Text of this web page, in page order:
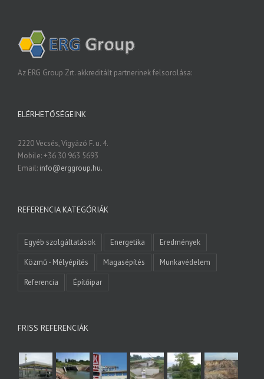
Az ERG Group Zrt. akkreditált partnerinek felsorolása:
ELÉRHETŐSÉGEINK
2220 Vecsés, Vigyázó F. u. 4.
Mobile: +36 30 963 5693
Email: info@erggroup.hu.
REFERENCIA KATEGÓRIÁK
Egyéb szolgáltatások Energetika
Eredmények
Közmű - Mélyépítés
Magasépítés
Munkavédelem
Referencia
Építőipar
FRISS REFERENCIÁK